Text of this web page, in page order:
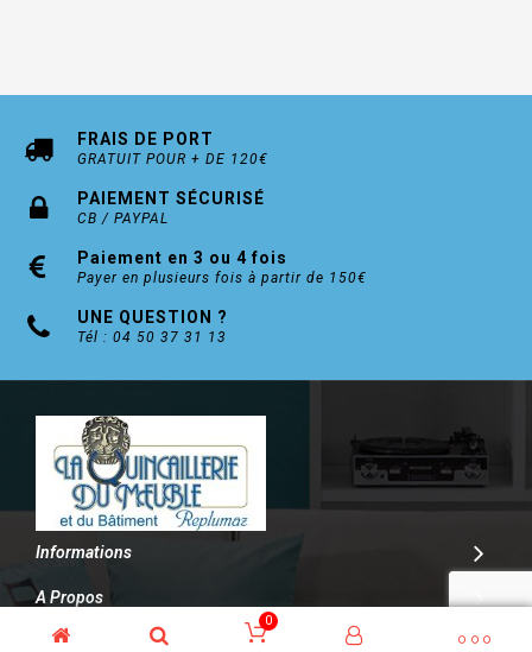
FRAIS DE PORT
GRATUIT POUR + DE 120€
PAIEMENT SÉCURISÉ
CB / PAYPAL
Paiement en 3 ou 4 fois
Payer en plusieurs fois à partir de 150€
UNE QUESTION ?
Tél : 04 50 37 31 13
Informations
A Propos
Contact
0